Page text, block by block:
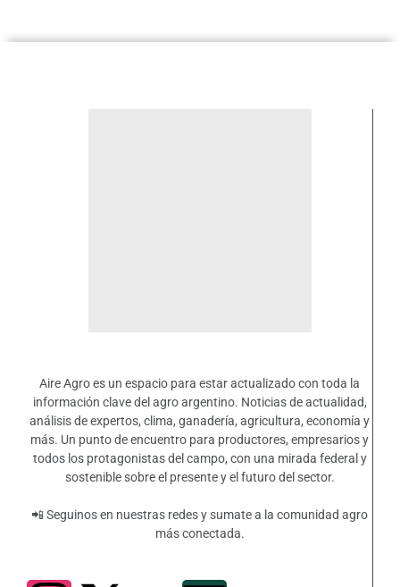
Aire Agro es un espacio para estar actualizado con toda la
información clave del agro argentino. Noticias de actualidad,
análisis de expertos, clima, ganadería, agricultura, economía y
más. Un punto de encuentro para productores, empresarios y
todos los protagonistas del campo, con una mirada federal y
sostenible sobre el presente y el futuro del sector.
📲 Seguinos en nuestras redes y sumate a la comunidad agro
más conectada.